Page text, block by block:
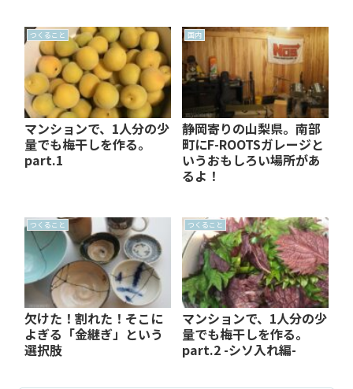
つくること
マンションで、1人分の少
量でも梅干しを作る。
part.1
国内
静岡寄りの山梨県。南部
町にF-ROOTSガレージと
いうおもしろい場所があ
るよ！
つくること
欠けた！割れた！そこに
よぎる「金継ぎ」という
選択肢
つくること
マンションで、1人分の少
量でも梅干しを作る。
part.2 -シソ入れ編-